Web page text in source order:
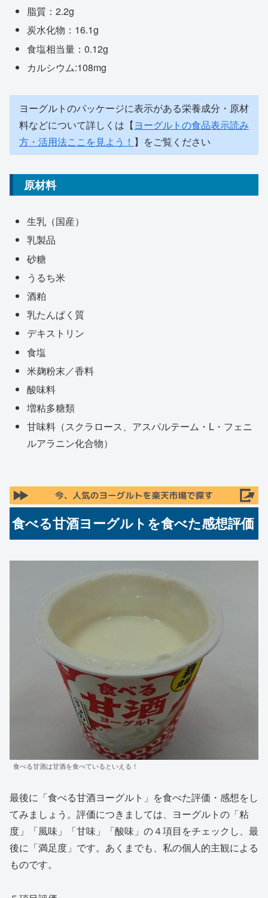
脂質：2.2g
炭水化物：16.1g
食塩相当量：0.12g
カルシウム:108mg
ヨーグルトのパッケージに表示がある栄養成分・原材
料などについて詳しくは【ヨーグルトの食品表示読み
方・活用法ここを見よう！ 】をご覧ください
原材料
生乳（国産）
乳製品
砂糖
うるち米
酒粕
乳たんぱく質
デキストリン
食塩
米麹粉末／香料
酸味料
増粘多糖類
甘味料（スクラロース、アスパルテーム・L・フェニ
ルアラニン化合物）
食べる甘酒ヨーグルトを食べた感想評価
食べる甘酒は甘酒を食べているといえる！
最後に「食べる甘酒ヨーグルト」を食べた評価・感想をし
てみましょう。評価につきましては、ヨーグルトの「粘
度」「風味」「甘味」「酸味」の４項目をチェックし、最
後に「満足度」です。あくまでも、私の個人的主観による
ものです。